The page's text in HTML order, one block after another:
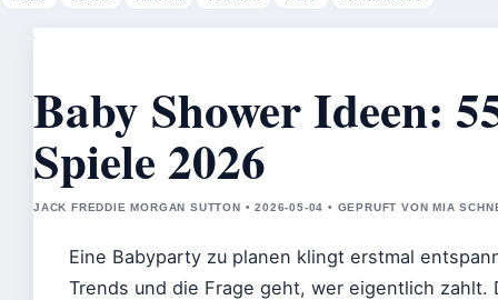
Baby Shower Ideen:
Spiele 2026
JACK FREDDIE MORGAN SUTTON • 2026-05-04 • GEPRUFT VON MIA
Eine Babyparty zu planen klingt erstmal
Trends und die Frage geht, wer eigentlich